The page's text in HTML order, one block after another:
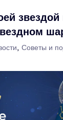
звездой
Советы и